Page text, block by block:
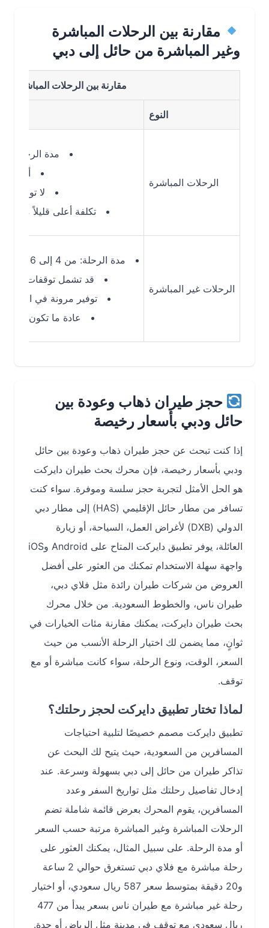
مقارنة بين الرحلات المباشرة
وغير المباشرة من حائل إلى دبي
مقارنة بين الرحلات المباشرة وغير
الرحلات المباشرة
مدة الرحلة: حوالي 2 ساعة 20 دقيقة
أسرع
لا توجد توقفات
تكلفة أعلى قليلاً مقارنة
الرحلات غير المباشرة
مدة الرحلة: من 4 إلى 6 ساعات حسب محطة التوقف
قد تشمل توقفات في مدن
توفير مرونة في اختيار
عادة ما تكون أرخص من
حجز طيران ذهاب وعودة بين
حائل ودبي بأسعار رخيصة
إذا كنت تبحث عن حجز طيران ذهاب وعودة بين حائل
ودبي بأسعار رخيصة، فإن محرك بحث طيران دايركت
هو الحل الأمثل لتجربة حجز سلسة وموفرة. سواء كنت
تسافر من مطار حائل الإقليمي (HAS) إلى مطار دبي
الدولي (DXB) لأغراض العمل، السياحة، أو زيارة
العائلة، يوفر تطبيق دايركت المتاح على Android وiOS
واجهة سهلة الاستخدام تمكنك من العثور على أفضل
العروض من شركات طيران رائدة مثل فلاي دبي،
طيران ناس، والخطوط السعودية. من خلال محرك
بحث طيران دايركت، يمكنك مقارنة مئات الخيارات في
ثوانٍ، مما يضمن لك اختيار الرحلة الأنسب من حيث
السعر، الوقت، ونوع الرحلة، سواء كانت مباشرة أو مع
توقف.
لماذا تختار تطبيق دايركت لحجز رحلتك؟
تطبيق دايركت مصمم خصيصًا لتلبية احتياجات
المسافرين من السعودية، حيث يتيح لك البحث عن
تذاكر طيران من حائل إلى دبي بسهولة وسرعة. عند
إدخال تفاصيل رحلتك مثل تواريخ السفر وعدد
المسافرين، يقوم المحرك بعرض قائمة شاملة تضم
الرحلات المباشرة وغير المباشرة مرتبة حسب السعر
أو مدة الرحلة. على سبيل المثال، يمكنك العثور على
رحلة مباشرة مع فلاي دبي تستغرق حوالي 2 ساعة
و20 دقيقة بمتوسط سعر 587 ريال سعودي، أو اختيار
رحلة غير مباشرة مع طيران ناس بسعر يبدأ من 477
ريال سعودي مع توقف في مدينة مثل الرياض أو جدة.